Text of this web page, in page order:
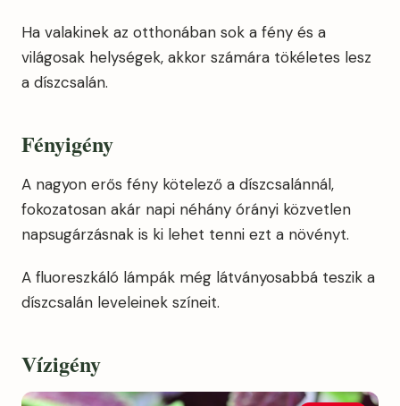
Ha valakinek az otthonában sok a fény és a
világosak helységek, akkor számára tökéletes lesz
a díszcsalán.
Fényigény
A nagyon erős fény kötelező a díszcsalánnál,
fokozatosan akár napi néhány órányi közvetlen
napsugárzásnak is ki lehet tenni ezt a növényt.
A fluoreszkáló lámpák még látványosabbá teszik a
díszcsalán leveleinek színeit.
Vízigény